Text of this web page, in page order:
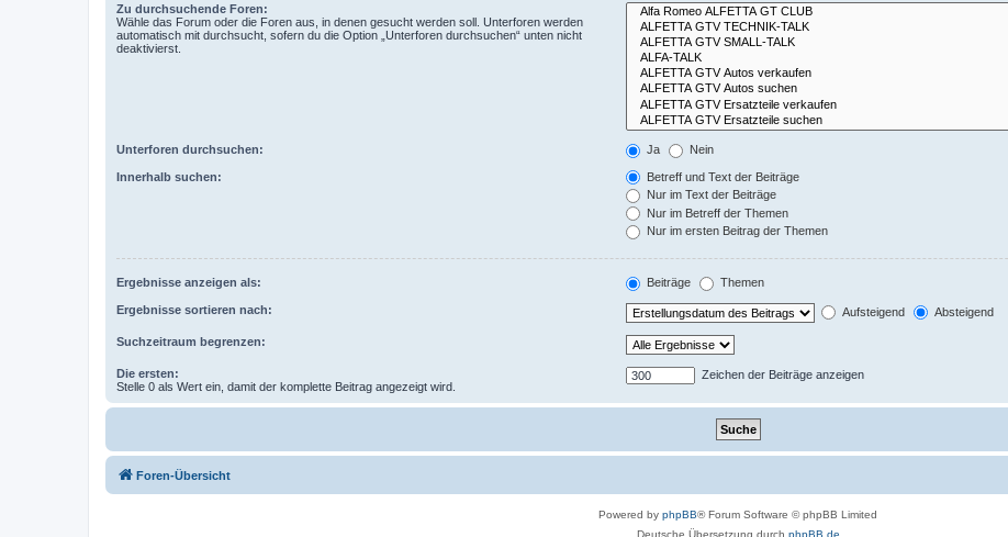
Zu durchsuchende Foren:
Wähle das Forum oder die Foren aus, in denen gesucht werden soll. Unterforen werden
automatisch mit durchsucht, sofern du die Option „Unterforen durchsuchen“ unten nicht
deaktivierst.
Unterforen durchsuchen: Ja Nein
Innerhalb suchen:
Betreff und Text der Beiträge
Nur im Text der Beiträge
Nur im Betreff der Themen
Nur im ersten Beitrag der Themen
Ergebnisse anzeigen als: Beiträge Themen
Ergebnisse sortieren nach: Aufsteigend Absteigend
Suchzeitraum begrenzen:
Die ersten:
Stelle 0 als Wert ein, damit der komplette Beitrag angezeigt wird.
Zeichen der Beiträge anzeigen
Foren-Übersicht
Powered by phpBB® Forum Software © phpBB Limited
Deutsche Übersetzung durch phpBB.de